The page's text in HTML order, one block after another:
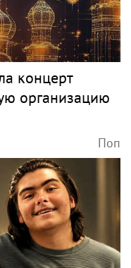
концерт
организацию
Поп